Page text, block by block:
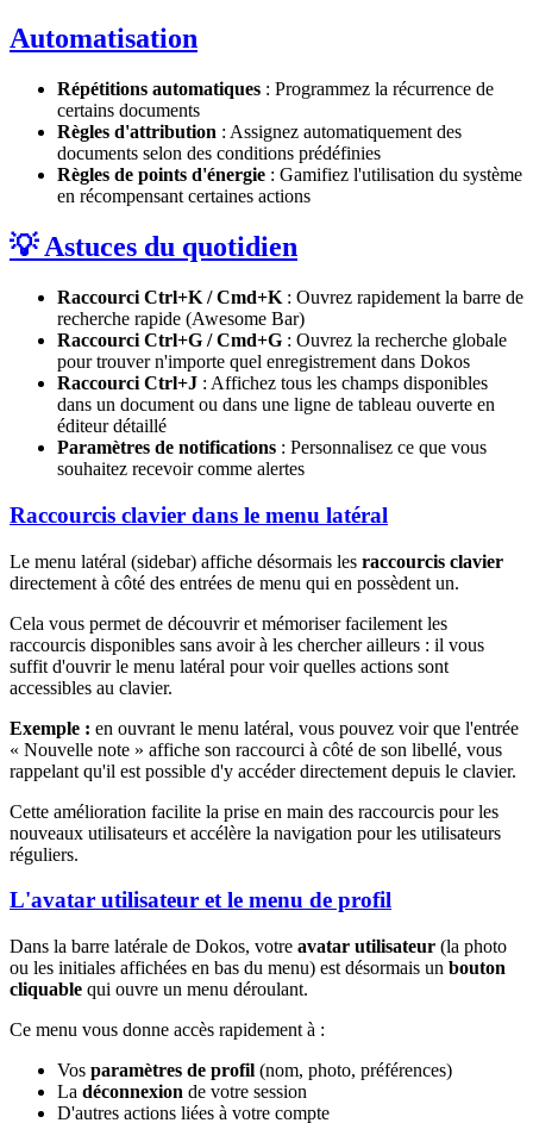
Automatisation
Répétitions automatiques : Programmez la récurrence de
certains documents
Règles d'attribution : Assignez automatiquement des
documents selon des conditions prédéfinies
Règles de points d'énergie : Gamifiez l'utilisation du système
en récompensant certaines actions
💡 Astuces du quotidien
Raccourci Ctrl+K / Cmd+K : Ouvrez rapidement la barre de
recherche rapide (Awesome Bar)
Raccourci Ctrl+G / Cmd+G : Ouvrez la recherche globale
pour trouver n'importe quel enregistrement dans Dokos
Raccourci Ctrl+J : Affichez tous les champs disponibles
dans un document ou dans une ligne de tableau ouverte en
éditeur détaillé
Paramètres de notifications : Personnalisez ce que vous
souhaitez recevoir comme alertes
Raccourcis clavier dans le menu latéral
Le menu latéral (sidebar) affiche désormais les raccourcis clavier
directement à côté des entrées de menu qui en possèdent un.
Cela vous permet de découvrir et mémoriser facilement les
raccourcis disponibles sans avoir à les chercher ailleurs : il vous
suffit d'ouvrir le menu latéral pour voir quelles actions sont
accessibles au clavier.
Exemple : en ouvrant le menu latéral, vous pouvez voir que l'entrée
« Nouvelle note » affiche son raccourci à côté de son libellé, vous
rappelant qu'il est possible d'y accéder directement depuis le clavier.
Cette amélioration facilite la prise en main des raccourcis pour les
nouveaux utilisateurs et accélère la navigation pour les utilisateurs
réguliers.
L'avatar utilisateur et le menu de profil
Dans la barre latérale de Dokos, votre avatar utilisateur (la photo
ou les initiales affichées en bas du menu) est désormais un bouton
cliquable qui ouvre un menu déroulant.
Ce menu vous donne accès rapidement à :
Vos paramètres de profil (nom, photo, préférences)
La déconnexion de votre session
D'autres actions liées à votre compte